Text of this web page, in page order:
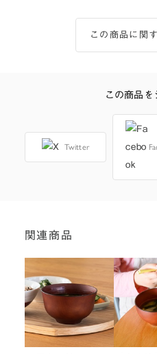
この商品に関
この商品を
Twitter
関連商品